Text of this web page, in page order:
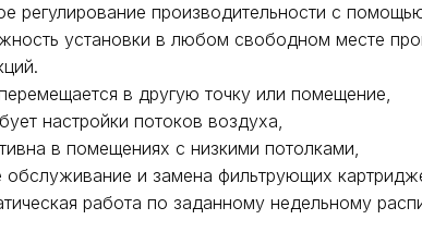
регулирование производительности с
установки в любом свободном месте
в другую точку или помещение,
настройки потоков воздуха,
в помещениях с низкими потолками,
обслуживание и замена фильтрующих
работа по заданному недельному